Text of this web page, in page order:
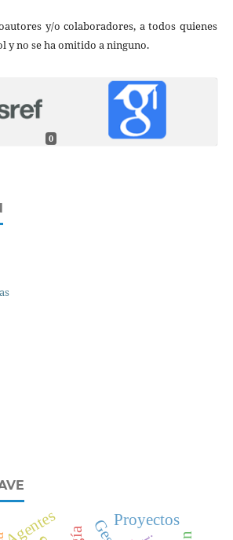
y/o colaboradores, a todos quienes
y no se ha omitido a ninguno.
0
Agentes Proyectos